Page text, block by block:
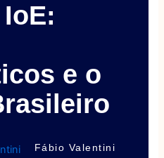
e o
Fábio Valentini